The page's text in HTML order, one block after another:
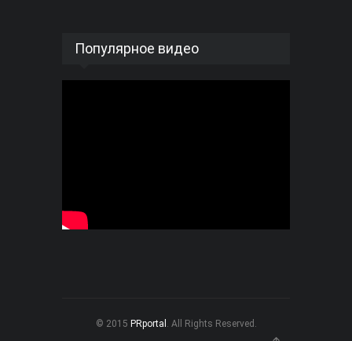
Популярное видео
© 2015 PRportal . All Rights Reserved.